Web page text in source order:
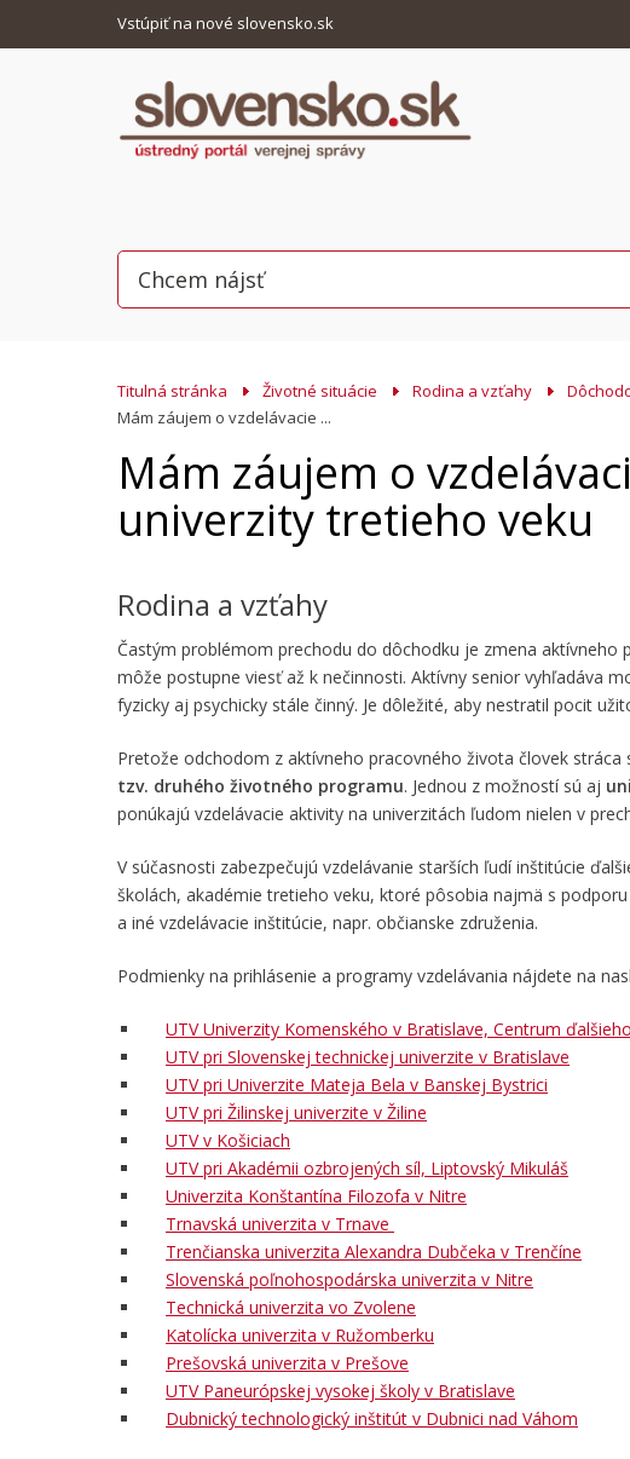
Vstúpiť na nové slovensko.sk
Titulná stránka Životné situácie Rodina a vzťahy
Mám záujem o vzdelávacie ...
Mám záujem o
univerzity tretieho veku
Rodina a vzťahy
Častým problémom prechodu do dôchodku je zmena
môže postupne viesť až k nečinnosti. Aktívny senior vyhľadáva
fyzicky aj psychicky stále činný. Je dôležité, aby nestratil pocit
Pretože odchodom z aktívneho pracovného života človek
tzv. druhého životného programu. Jednou z možností sú aj
ponúkajú vzdelávacie aktivity na univerzitách ľudom nielen v
V súčasnosti zabezpečujú vzdelávanie starších ľudí inštitúcie
školách, akadémie tretieho veku, ktoré pôsobia najmä s
a iné vzdelávacie inštitúcie, napr. občianske združenia.
Podmienky na prihlásenie a programy vzdelávania nájdete na
UTV Univerzity Komenského v Bratislave, Centrum
UTV pri Slovenskej technickej univerzite v Bratislave
UTV pri Univerzite Mateja Bela v Banskej Bystrici
UTV pri Žilinskej univerzite v Žiline
UTV v Košiciach
UTV pri Akadémii ozbrojených síl, Liptovský Mikuláš
Univerzita Konštantína Filozofa v Nitre
Trnavská univerzita v Trnave
Trenčianska univerzita Alexandra Dubčeka v Trenčíne
Slovenská poľnohospodárska univerzita v Nitre
Technická univerzita vo Zvolene
Katolícka univerzita v Ružomberku
Prešovská univerzita v Prešove
UTV Paneurópskej vysokej školy v Bratislave
Dubnický technologický inštitút v Dubnici nad Váhom